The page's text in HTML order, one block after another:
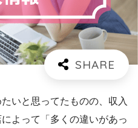
いと思ってたものの、収入
よって「多くの違いがあっ